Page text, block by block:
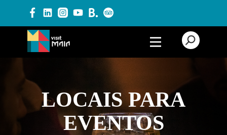
PRODUTOS E SERVIÇOS
TURISMO CULTURAL
TURISMO DE LAZER
LOCAIS PARA
EVENTOS